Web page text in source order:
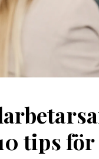
tips